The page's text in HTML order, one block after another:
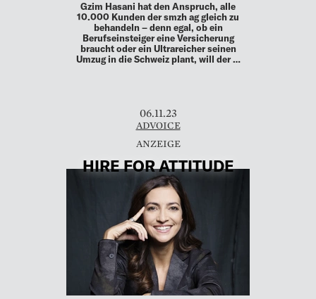
Gzim Hasani hat den Anspruch, alle
10.000 Kunden der smzh ag gleich zu
behandeln – denn egal, ob ein
Berufseinsteiger eine Versicherung
braucht oder ein Ultrareicher seinen
Umzug in die Schweiz plant, will der …
06.11.23
ADVOICE
HIRE FOR ATTITUDE